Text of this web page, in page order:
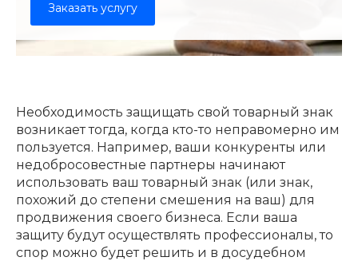
Заказать услугу
Необходимость защищать свой товарный знак
возникает тогда, когда кто-то неправомерно им
пользуется. Например, ваши конкуренты или
недобросовестные партнеры начинают
использовать ваш товарный знак (или знак,
похожий до степени смешения на ваш) для
продвижения своего бизнеса. Если ваша
защиту будут осуществлять профессионалы, то
спор можно будет решить и в досудебном